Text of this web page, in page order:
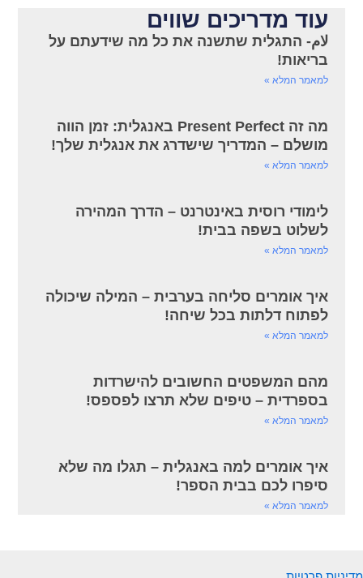
עוד מדריכים שווים
لام- התגלית שתשנה את כל מה שידעתם על
בריאות!
למאמר המלא »
מה זה Present Perfect באנגלית: זמן הווה
מושלם – המדריך שישדרג את אנגלית שלך!
למאמר המלא »
לימודי רוסית באינטרנט – הדרך המהירה
לשלוט בשפה בבית!
למאמר המלא »
איך אומרים סליחה בערבית – המילה שיכולה
לפתוח דלתות בכל שיחה!
למאמר המלא »
מהם המשפטים החשובים להישרדות
בספרדית – טיפים שלא תרצו לפספס!
למאמר המלא »
איך אומרים למה באנגלית – תגלו מה שלא
סיפרו לכם בבית הספר!
למאמר המלא »